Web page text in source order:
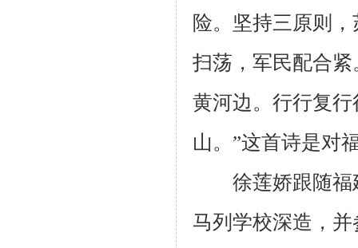
险。坚持三原则
扫荡，军民配合
黄河边。行行复
山。 ”这首诗是对
徐莲娇跟随福
马列学校深造，